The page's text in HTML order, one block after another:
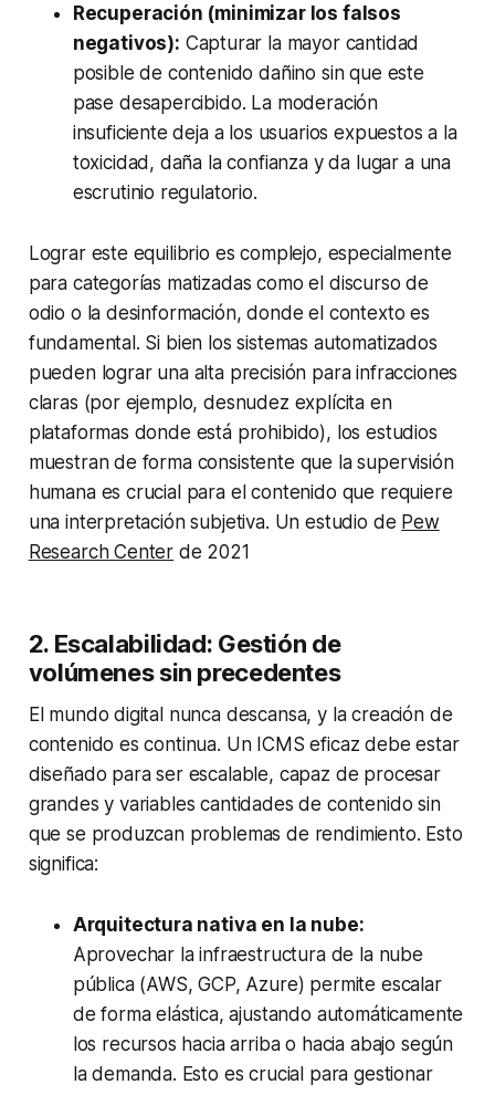
Recuperación (minimizar los falsos
negativos): Capturar la mayor cantidad
posible de contenido dañino sin que este
pase desapercibido. La moderación
insuficiente deja a los usuarios expuestos a la
toxicidad, daña la confianza y da lugar a una
escrutinio regulatorio.
Lograr este equilibrio es complejo, especialmente
para categorías matizadas como el discurso de
odio o la desinformación, donde el contexto es
fundamental. Si bien los sistemas automatizados
pueden lograr una alta precisión para infracciones
claras (por ejemplo, desnudez explícita en
plataformas donde está prohibido), los estudios
muestran de forma consistente que la supervisión
humana es crucial para el contenido que requiere
una interpretación subjetiva. Un estudio de Pew
Research Center de 2021
2. Escalabilidad: Gestión de
volúmenes sin precedentes
El mundo digital nunca descansa, y la creación de
contenido es continua. Un ICMS eficaz debe estar
diseñado para ser escalable, capaz de procesar
grandes y variables cantidades de contenido sin
que se produzcan problemas de rendimiento. Esto
significa:
Arquitectura nativa en la nube:
Aprovechar la infraestructura de la nube
pública (AWS, GCP, Azure) permite escalar
de forma elástica, ajustando automáticamente
los recursos hacia arriba o hacia abajo según
la demanda. Esto es crucial para gestionar